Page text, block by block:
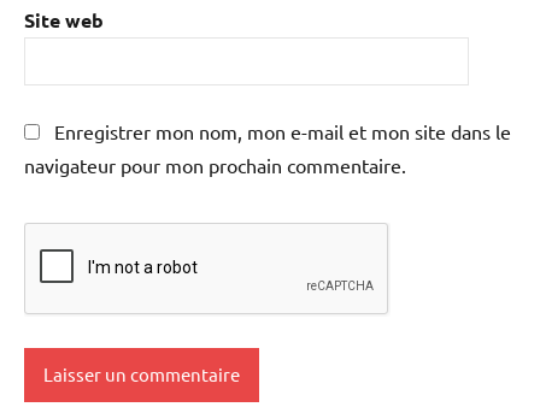
Site web
Enregistrer mon nom, mon e-mail et mon site dans le
navigateur pour mon prochain commentaire.